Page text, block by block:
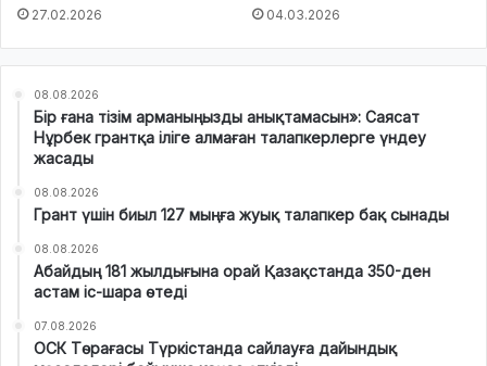
27.02.2026 04.03.2026
08.08.2026
Бір ғана тізім арманыңызды анықтамасын»: Саясат
Нұрбек грантқа іліге алмаған талапкерлерге үндеу
жасады
08.08.2026
Грант үшін биыл 127 мыңға жуық талапкер бақ сынады
08.08.2026
Абайдың 181 жылдығына орай Қазақстанда 350-ден
астам іс-шара өтеді
07.08.2026
ОСК Төрағасы Түркістанда сайлауға дайындық